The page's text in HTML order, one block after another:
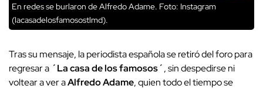
En redes se burlaron de Alfredo Adame. Foto: Instagram
(lacasadelosfamosostlmd).
Tras su mensaje, la periodista española se retiró del foro para
regresar a ´La casa de los famosos´, sin despedirse ni
voltear a ver aAlfredo Adame, quien todo el tiempo se